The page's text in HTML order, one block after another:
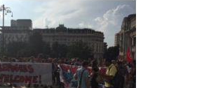
ARTE
MANIFESTI